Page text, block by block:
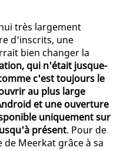
très largement
d'inscrits, une
bien changer la
qui n'était jusque-
c'est toujours le
au plus large
et une ouverture
uniquement sur
présent. Pour de
Meerkat grâce à sa